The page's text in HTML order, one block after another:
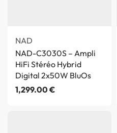
NAD
NAD-C3030S – Ampli
HiFi Stéréo Hybrid
Digital 2x50W BluOs
1,299.00€